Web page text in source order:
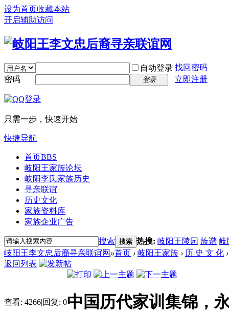
设为首页收藏本站
开启辅助访问
自动登录 找回密码
密码
登录 立即注册
只需一步，快速开始
快捷导航
首页BBS
岐阳王家族论坛
岐阳李氏家族历史
寻亲联谊
历史文化
家族资料库
家族企业广告
搜索 搜索 热搜: 岐阳王陵园 族谱 岐
岐阳王李文忠后裔寻亲联谊网 »首页 › 岐阳王家族 › 历 史 文 化 ›
返回列表
查看: 4266|回复: 0中国历代家训集锦，